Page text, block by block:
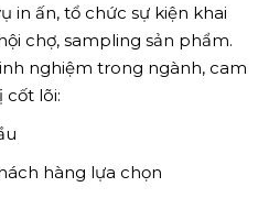
in ấn, tổ chức sự kiện khai
chợ, sampling sản phẩm.
nghiệm trong ngành, cam
cốt lõi:
hàng lựa chọn